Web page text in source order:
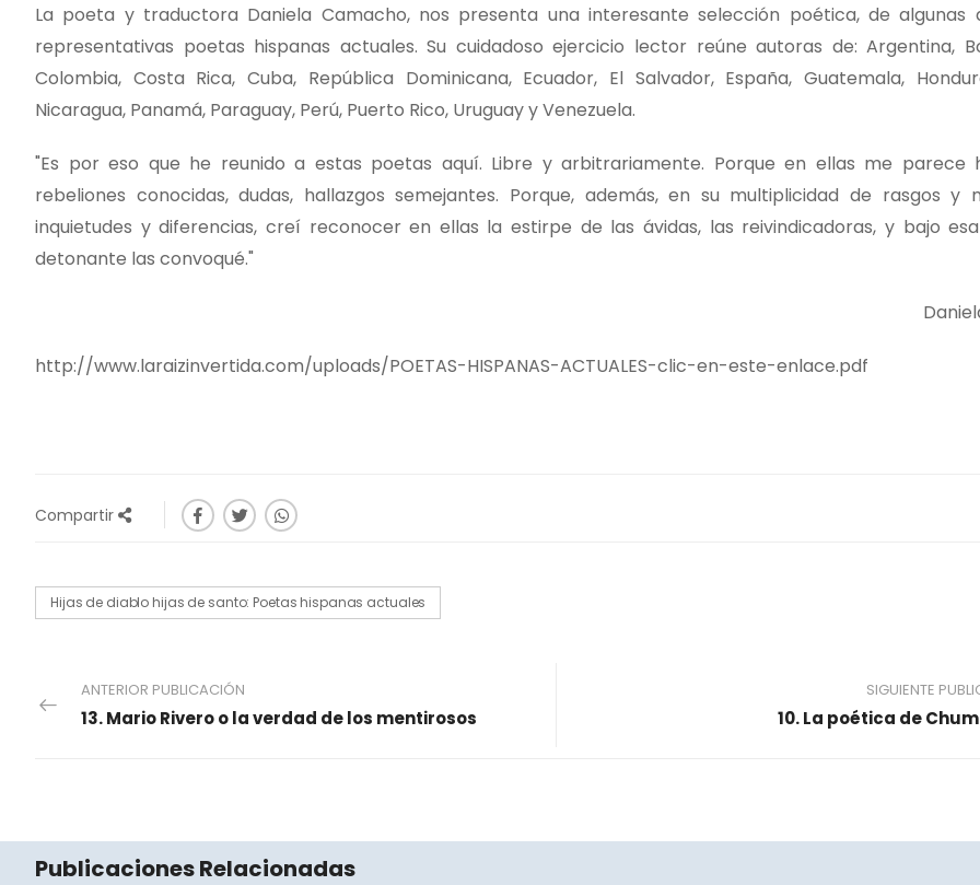
La poeta y traductora Daniela Camacho, nos presenta una interesante selección poética, de algunas
representativas poetas hispanas actuales. Su cuidadoso ejercicio lector reúne autoras de: Argentina,
Colombia, Costa Rica, Cuba, República Dominicana, Ecuador, El Salvador, España, Guatemala,
Nicaragua, Panamá, Paraguay, Perú, Puerto Rico, Uruguay y Venezuela.
"Es por eso que he reunido a estas poetas aquí. Libre y arbitrariamente. Porque en ellas me parece
rebeliones conocidas, dudas, hallazgos semejantes. Porque, además, en su multiplicidad de rasgos y
inquietudes y diferencias, creí reconocer en ellas la estirpe de las ávidas, las reivindicadoras, y bajo
detonante las convoqué."
http://www.laraizinvertida.com/uploads/POETAS-HISPANAS-ACTUALES-clic-en-este-enlace.pdf
Compartir
Hijas de diablo hijas de santo: Poetas hispanas actuales
ANTERIOR PUBLICACIÓN
13. Mario Rivero o la verdad de los mentirosos
SIGUIENTE
10. La poética de
Publicaciones Relacionadas